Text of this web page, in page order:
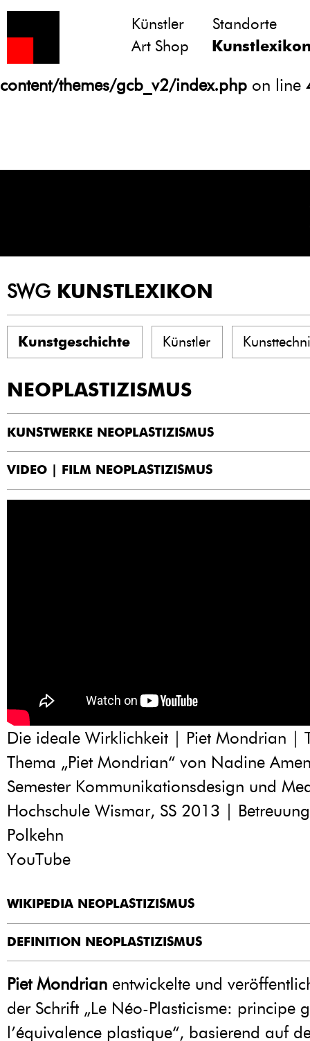
Notice
: Undefined variable: atts in
/homepages/21/d13550920/htdocs/
content/themes/gcb_v2/index.php on line
Künstler
Standorte
Art Shop
SWG KUNSTLEXIKON
Kunstgeschichte Künstler
NEOPLASTIZISMUS
KUNSTWERKE NEOPLASTIZISMUS
VIDEO | FILM NEOPLASTIZISMUS
Die ideale Wirklichkeit | Piet Mondrian |
Thema „Piet Mondrian“ von Nadine
Semester Kommunikationsdesign und
Hochschule Wismar, SS 2013 |
Polkehn
YouTube
WIKIPEDIA NEOPLASTIZISMUS
DEFINITION NEOPLASTIZISMUS
Piet Mondrian entwickelte und
der Schrift „Le Néo-Plasticisme: principe
l’équivalence plastique“, basierend auf